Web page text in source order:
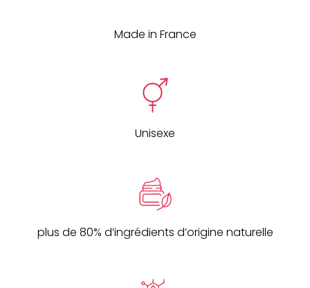
Made in France
Unisexe
plus de 80% d’ingrédients d’origine naturelle